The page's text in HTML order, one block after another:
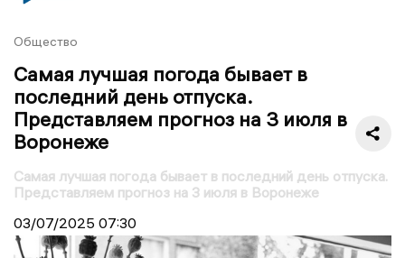
Общество
Самая лучшая погода бывает в
последний день отпуска.
Представляем прогноз на 3 июля в
Воронеже
Самая лучшая погода бывает в последний день отпуска.
Представляем прогноз на 3 июля в Воронеже
03/07/2025 07:30